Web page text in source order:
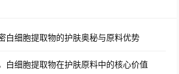
白细胞提取物的护肤奥秘与原料优势
白细胞提取物在护肤原料中的核心价值